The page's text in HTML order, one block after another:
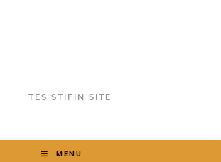
TES STIFIN SITE
MENU